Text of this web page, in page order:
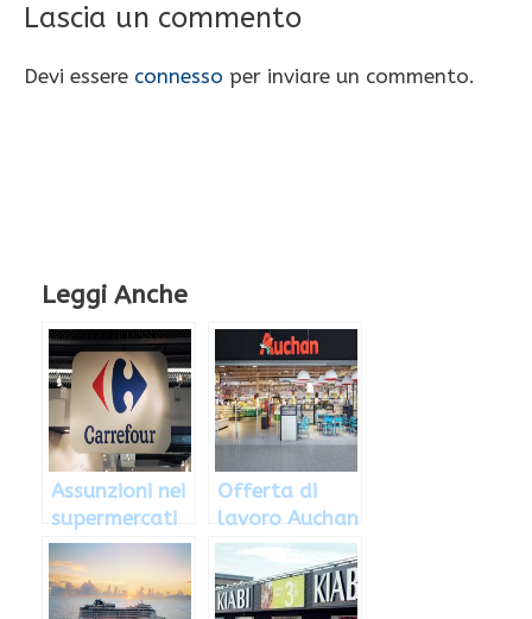
Lascia un commento
Devi essere connesso per inviare un commento.
Leggi Anche
Assunzioni nei
supermercati
Carrefour
Offerta di
lavoro Auchan
febbraio 2018:
le posizioni
disponibili